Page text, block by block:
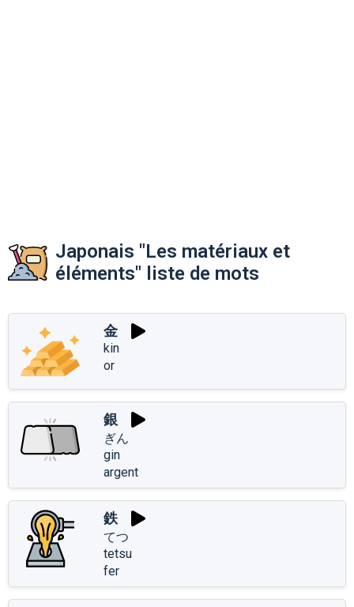
Japonais "Les matériaux et
éléments" liste de mots
金
kin
or
銀
ぎん
gin
argent
鉄
てつ
tetsu
fer